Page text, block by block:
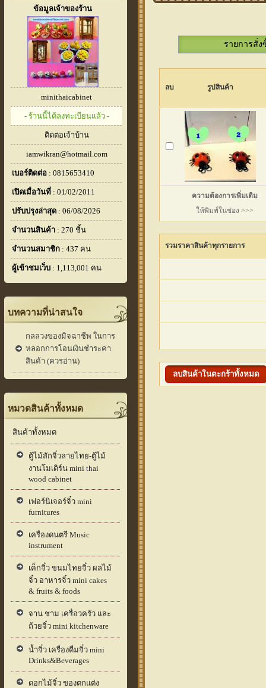
ข้อมูลเจ้าของร้าน
minithaicabinet
- ร้านนี้ได้ลงทะเบียนแล้ว -
ติดต่อเจ้าบ้าน
iamwikran@hotmail.com
เบอร์ติดต่อ : 0815653410
เปิดเมื่อวันที่ : 01/02/2011
ปรับปรุงล่าสุด : 06/08/2026
จำนวนสินค้า : 270 ชิ้น
จำนวนสมาชิก : 437 คน
ผู้เข้าชมเว็บ : 1,113,001 คน
บทความที่น่าสนใจ
กลลวงของมิจฉาชีพ ในการ
หลอกการโอนเงินชำระค่า
สินค้า (ควรอ่าน)
หมวดสินค้าทั้งหมด
สินค้าทั้งหมด
ตู้ไม้สักจิ๋วลายไทย-ตู้ไม้
งานโมเดิร์น mini thai
wood cabinet
เฟอร์นิเจอร์จิ๋ว mini
furnitures
เครื่องดนตรี Music
instrument
เค็กจิ๋ว ขนมไทยจิ๋ว ผลไม้
จิ๋ว อาหารจิ๋ว mini cakes
& fruits & foods
จาน ชาม เครื่อวครัว และ
ถ้วยจิ๋ว mini kitchenware
น้ำจิ๋ว เครื่องดื่มจิ๋ว mini
Drinks&Beverages
ดอกไม้จิ๋ว ของตกแต่ง
รายการสั่ง
ลบ รูปสินค้า
ความต้องการเพิ่มเติม
ให้พิมพ์ในช่อง >>>
รวมราคาสินค้าทุกรายการ